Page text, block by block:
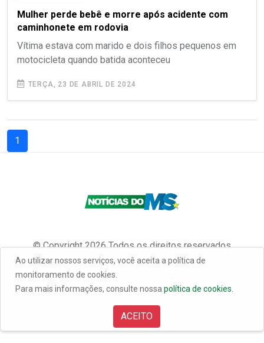
Mulher perde bebê e morre após acidente com
caminhonete em rodovia
Vítima estava com marido e dois filhos pequenos em
motocicleta quando batida aconteceu
TERÇA, 23 DE ABRIL DE 2024
1
Ao utilizar nossos serviços, você aceita a política de
monitoramento de cookies.
Para mais informações, consulte nossa política de cookies.
ACEITO
© Copyright 2026 Todos os direitos reservados